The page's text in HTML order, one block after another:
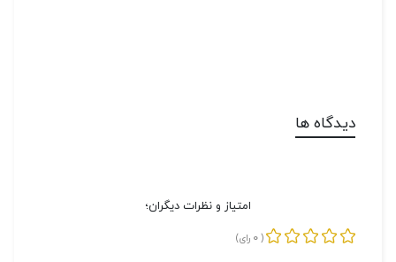
دیدگاه ها
امتیاز و نظرات دیگران؛
(
0 رای)